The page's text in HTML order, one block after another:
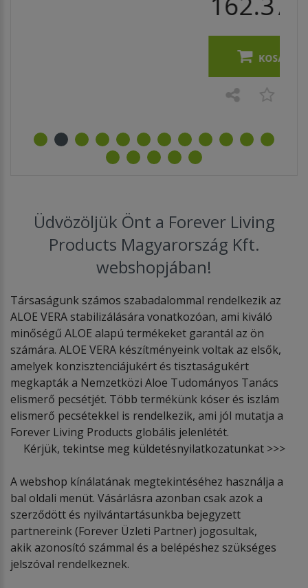
Üdvözöljük Önt a Forever Living
Products Magyarország Kft.
webshopjában!
Társaságunk számos szabadalommal rendelkezik az
ALOE VERA stabilizálására vonatkozóan, ami kiváló
minőségű ALOE alapú termékeket garantál az ön
számára. ALOE VERA készítményeink voltak az elsők,
amelyek konzisztenciájukért és tisztaságukért
megkapták a Nemzetközi Aloe Tudományos Tanács
elismerő pecsétjét. Több termékünk kóser és iszlám
elismerő pecsétekkel is rendelkezik, ami jól mutatja a
Forever Living Products globális jelenlétét.
Kérjük, tekintse meg küldetésnyilatkozatunkat >>>
A webshop kínálatának megtekintéséhez használja a
bal oldali menüt. Vásárlásra azonban csak azok a
szerződött és nyilvántartásunkba bejegyzett
partnereink (Forever Üzleti Partner) jogosultak,
akik azonosító számmal és a belépéshez szükséges
jelszóval rendelkeznek.